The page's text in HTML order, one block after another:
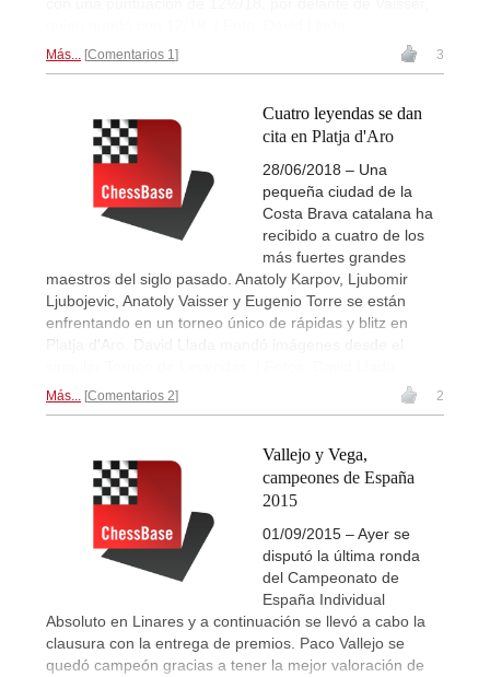
Más... Comentarios 1 3
Cuatro leyendas se dan
cita en Platja d'Aro
28/06/2018 – Una
pequeña ciudad de la
Costa Brava catalana ha
recibido a cuatro de los
más fuertes grandes
maestros del siglo pasado. Anatoly Karpov, Ljubomir
Ljubojevic, Anatoly Vaisser y Eugenio Torre se están
enfrentando en un torneo único de rápidas y blitz en
Platja d'Aro. David Llada mandó imágenes desde el
Más... Comentarios 2 2
Vallejo y Vega,
campeones de España
2015
01/09/2015 – Ayer se
disputó la última ronda
del Campeonato de
España Individual
Absoluto en Linares y a continuación se llevó a cabo la
clausura con la entrega de premios. Paco Vallejo se
quedó campeón gracias a tener la mejor valoración de